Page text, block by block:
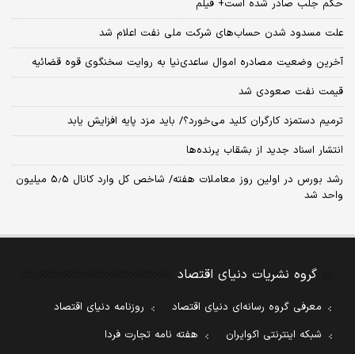
حکم جلب صادر شده است+ فیلم
علت مسدود شدن حساب‌های شرکت ملی نفت اعلام شد
آخرین وضعیت مصادره اموال ساعدی‌نیا به روایت سخنگوی قوه قضائیه
قیمت نفت صعودی شد
ترمیم دستمزد کارگران کلید می‌خورد؟/ باید مزد پایه افزایش یابد
انتشار اسناد جدید از بشقاب پرنده‌ها
رشد بورس در اولین روز معاملات هفته/ شاخص کل وارد کانال 5.5 میلیون
واحد شد
گروه نشریات دنیای اقتصاد
معرفی گروه رسانه‌ای دنیای اقتصاد
روزنامه دنیای اقتصاد
شبکه اینترنتی اکوایران
هفته نامه تجارت فردا